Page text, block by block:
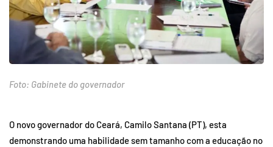
Foto: Gabinete do governador
O novo governador do Ceará, Camilo Santana (PT), esta
demonstrando uma habilidade sem tamanho com a educação no